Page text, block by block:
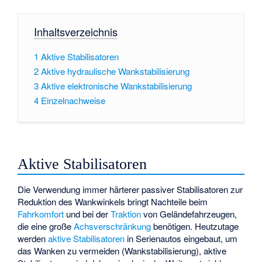
Inhaltsverzeichnis
1 Aktive Stabilisatoren
2Aktive hydraulische Wankstabilisierung
3Aktive elektronische Wankstabilisierung
4 Einzelnachweise
Aktive Stabilisatoren
Die Verwendung immer härterer passiver Stabilisatoren zur
Reduktion des Wankwinkels bringt Nachteile beim
Fahrkomfort und bei derTraktionvon Geländefahrzeugen,
die eine großeAchsverschränkungbenötigen. Heutzutage
werdenaktive Stabilisatoren in Serienautos eingebaut, um
das Wanken zu vermeiden (Wankstabilisierung), aktive